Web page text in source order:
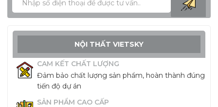
NỘI THẤT VIETSKY
CAM KẾT CHẤT LƯỢNG
Đảm bảo chất lượng sản phẩm, hoàn thành đúng
tiến độ dự án
SẢN PHẨM CAO CẤP